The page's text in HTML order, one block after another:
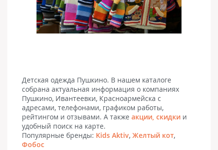
Детская одежда Пушкино. В нашем каталоге
собрана актуальная информация о компаниях
Пушкино, Ивантеевки, Красноармейска с
адресами, телефонами, графиком работы,
рейтингом и отзывами. А также акции, скидки и
удобный поиск на карте.
Популярные бренды: Kids Aktiv, Желтый кот,
Фобос